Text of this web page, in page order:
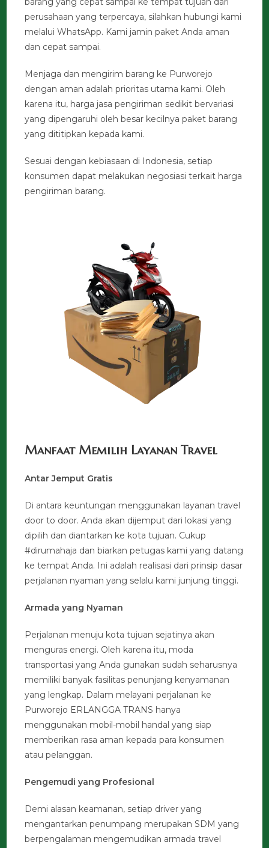
perusahaan yang terpercaya, silahkan hubungi kami
melalui WhatsApp. Kami jamin paket Anda aman
dan cepat sampai.
Menjaga dan mengirim barang ke Purworejo
dengan aman adalah prioritas utama kami. Oleh
karena itu, harga jasa pengiriman sedikit bervariasi
yang dipengaruhi oleh besar kecilnya paket barang
yang dititipkan kepada kami.
Sesuai dengan kebiasaan di Indonesia, setiap
konsumen dapat melakukan negosiasi terkait harga
pengiriman barang.
Manfaat Memilih Layanan Travel
Antar Jemput Gratis
Di antara keuntungan menggunakan layanan travel
door to door. Anda akan dijemput dari lokasi yang
dipilih dan diantarkan ke kota tujuan. Cukup
#dirumahaja dan biarkan petugas kami yang datang
ke tempat Anda. Ini adalah realisasi dari prinsip dasar
perjalanan nyaman yang selalu kami junjung tinggi.
Armada yang Nyaman
Perjalanan menuju kota tujuan sejatinya akan
menguras energi. Oleh karena itu, moda
transportasi yang Anda gunakan sudah seharusnya
memiliki banyak fasilitas penunjang kenyamanan
yang lengkap. Dalam melayani perjalanan ke
Purworejo ERLANGGA TRANS hanya
menggunakan mobil-mobil handal yang siap
memberikan rasa aman kepada para konsumen
atau pelanggan.
Pengemudi yang Profesional
Demi alasan keamanan, setiap driver yang
mengantarkan penumpang merupakan SDM yang
berpengalaman mengemudikan armada travel